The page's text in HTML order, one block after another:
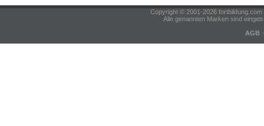
Copyright © 2001-2026
Alle genannten Marken sind
AGB